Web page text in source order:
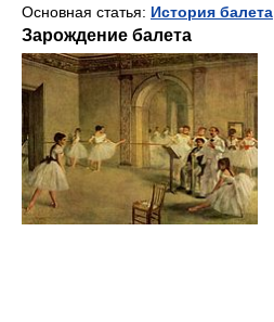
Основная статья: История балета
Зарождение балета